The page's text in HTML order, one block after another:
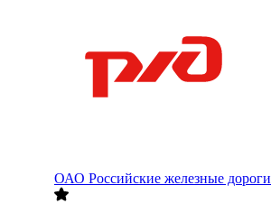
ОАО Российские железные дороги